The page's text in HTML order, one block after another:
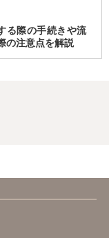
る際の手続きや流
の注意点を解説